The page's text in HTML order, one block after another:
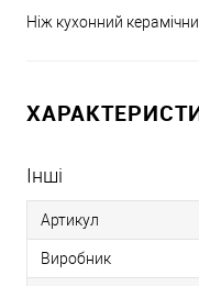
Ніж кухонний
Інші
Артикул
Виробник